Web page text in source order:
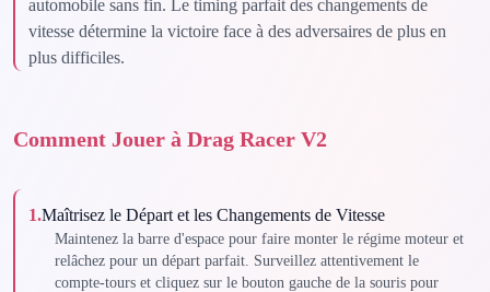
automobile sans fin. Le timing parfait des changements de
vitesse détermine la victoire face à des adversaires de plus en
plus difficiles.
Comment Jouer à Drag Racer V2
1.Maîtrisez le Départ et les Changements de Vitesse
Maintenez la barre d'espace pour faire monter le régime moteur et
relâchez pour un départ parfait. Surveillez attentivement le
compte-tours et cliquez sur le bouton gauche de la souris pour